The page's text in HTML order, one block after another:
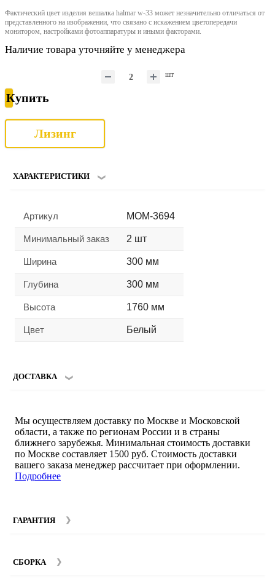
Фактический цвет изделия вешалка halmar w-33 может незначительно отличаться от
представленного на изображении, что связано с искажением цветопередачи
монитором, настройками фотоаппаратуры и иными факторами.
Наличие товара уточняйте у менеджера
шт
Купить
Лизинг
ХАРАКТЕРИСТИКИ
Артикул MOM-3694
Минимальный заказ 2 шт
Ширина 300 мм
Глубина 300 мм
Высота 1760 мм
Цвет Белый
ДОСТАВКА
Мы осуществляем доставку по Москве и Московской
области, а также по регионам России и в страны
ближнего зарубежья. Минимальная стоимость доставки
по Москве составляет 1500 руб. Стоимость доставки
вашего заказа менеджер рассчитает при оформлении.
Подробнее
ГАРАНТИЯ
составляет 12 месяцев с момента покупки при
СБОРКА